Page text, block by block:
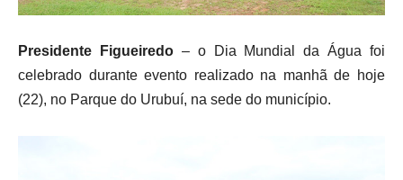
Presidente Figueiredo – o Dia Mundial da Água foi
celebrado durante evento realizado na manhã de hoje
(22), no Parque do Urubuí, na sede do município.